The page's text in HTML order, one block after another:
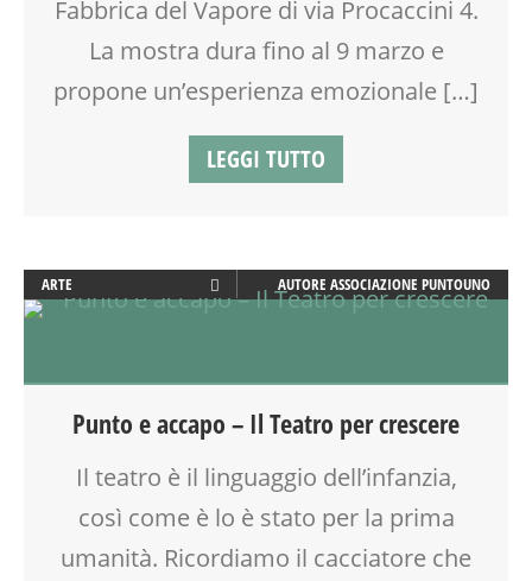
TEENAGER
TEMPO LIBERO
VAN GOGH
Fabbrica del Vapore di via Procaccini 4.
La mostra dura fino al 9 marzo e
propone un’esperienza emozionale […]
LEGGI TUTTO
ARTE
CREATIVITÀ
SOCIALIZZAZIONE
TEATRO
TEATRO D'IMPROVVISAZIONE
TEMPO LIBERO
AUTORE ASSOCIAZIONE PUNTOUNO
Punto e accapo – Il Teatro per crescere
Il teatro è il linguaggio dell’infanzia,
così come è lo è stato per la prima
umanità. Ricordiamo il cacciatore che